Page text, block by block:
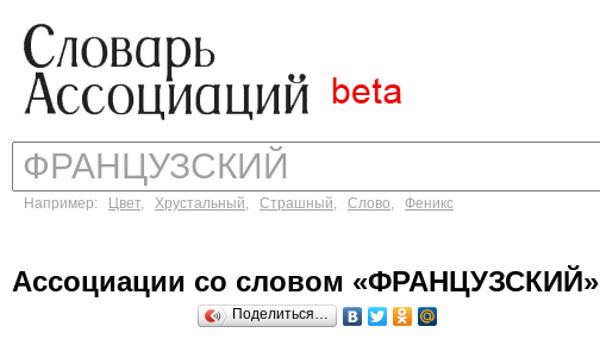
Например: Цвет, Хрустальный, Страшный, Слово, Феникс
Ассоциации со словом «ФРАНЦУЗСКИЙ»
Поделиться…